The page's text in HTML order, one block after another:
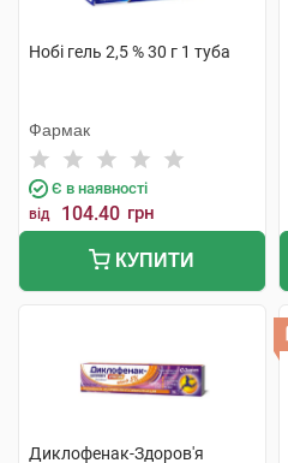
Нобі гель 2,5 % 30 г 1 туба
Фармак
Є в наявності
від 104.40 грн
КУПИТИ
Диклофенак-Здоров'я